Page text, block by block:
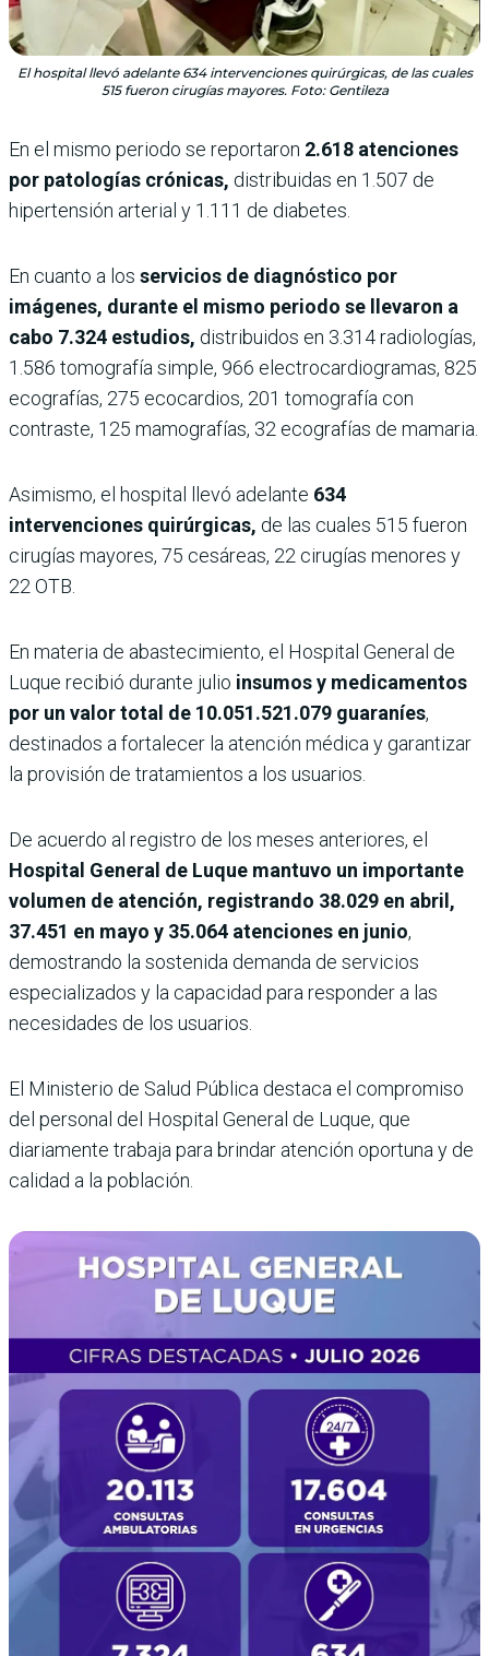
El hospital llevó adelante 634 intervenciones quirúrgicas, de las cuales
515 fueron cirugías mayores. Foto: Gentileza
En el mismo periodo se reportaron 2.618 atenciones
por patologías crónicas, distribuidas en 1.507 de
hipertensión arterial y 1.111 de diabetes.
En cuanto a los servicios de diagnóstico por
imágenes, durante el mismo periodo se llevaron a
cabo 7.324 estudios, distribuidos en 3.314 radiologías,
1.586 tomografía simple, 966 electrocardiogramas, 825
ecografías, 275 ecocardios, 201 tomografía con
contraste, 125 mamografías, 32 ecografías de mamaria.
Asimismo, el hospital llevó adelante 634
intervenciones quirúrgicas, de las cuales 515 fueron
cirugías mayores, 75 cesáreas, 22 cirugías menores y
22 OTB.
En materia de abastecimiento, el Hospital General de
Luque recibió durante julio insumos y medicamentos
por un valor total de 10.051.521.079 guaraníes,
destinados a fortalecer la atención médica y garantizar
la provisión de tratamientos a los usuarios.
De acuerdo al registro de los meses anteriores, el
Hospital General de Luque mantuvo un importante
volumen de atención, registrando 38.029 en abril,
37.451 en mayo y 35.064 atenciones en junio,
demostrando la sostenida demanda de servicios
especializados y la capacidad para responder a las
necesidades de los usuarios.
El Ministerio de Salud Pública destaca el compromiso
del personal del Hospital General de Luque, que
diariamente trabaja para brindar atención oportuna y de
calidad a la población.